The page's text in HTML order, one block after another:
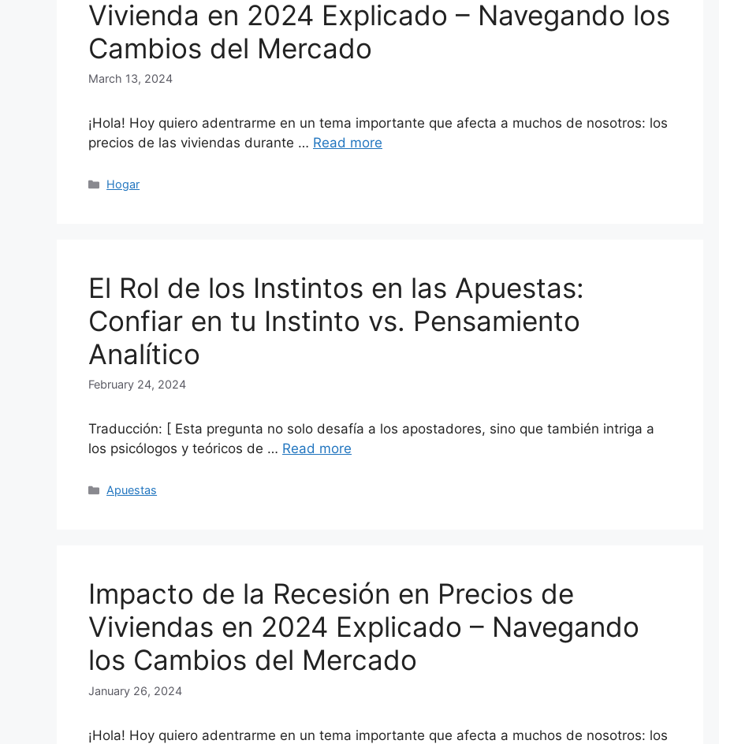
Vivienda en 2024 Explicado – Navegando los
Cambios del Mercado
March 13, 2024
¡Hola! Hoy quiero adentrarme en un tema importante que afecta a muchos de nosotros: los
precios de las viviendas durante … Read more
Categories
Hogar
El Rol de los Instintos en las Apuestas:
Confiar en tu Instinto vs. Pensamiento
Analítico
February 24, 2024
Traducción: [ Esta pregunta no solo desafía a los apostadores, sino que también intriga a
los psicólogos y teóricos de … Read more
Categories
Apuestas
Impacto de la Recesión en Precios de
Viviendas en 2024 Explicado – Navegando
los Cambios del Mercado
January 26, 2024
¡Hola! Hoy quiero adentrarme en un tema importante que afecta a muchos de nosotros: los